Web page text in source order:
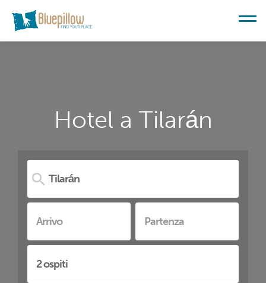
Hotel a Tilarán